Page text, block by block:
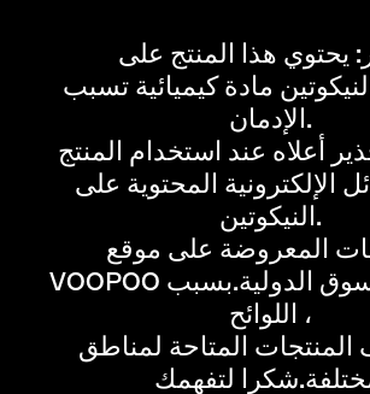
يحتوي هذا المنتج على
مادة كيميائية تسبب
الإدمان.
أعلاه عند استخدام المنتج
الإلكترونية المحتوية على
النيكوتين.
المعروضة على موقع
VOOPOO مخصصة للسوق الدولية.بسبب
اللوائح ،
المنتجات المتاحة لمناطق